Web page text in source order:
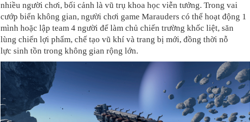
nhiều người chơi, bối cảnh là vũ trụ khoa học viễn tưởng. Trong vai
cướp biển không gian, người chơi game Marauders có thể hoạt động 1
mình hoặc lập team 4 người để làm chủ chiến trường khốc liệt, săn
lùng chiến lợi phẩm, chế tạo vũ khí và trang bị mới, đồng thời nỗ
lực sinh tồn trong không gian rộng lớn.